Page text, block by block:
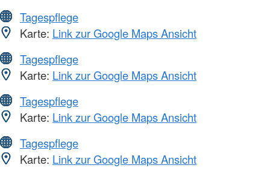
Tagespflege
Karte: Link zur Google Maps Ansicht
Tagespflege
Karte: Link zur Google Maps Ansicht
Tagespflege
Karte: Link zur Google Maps Ansicht
Tagespflege
Karte: Link zur Google Maps Ansicht